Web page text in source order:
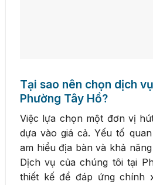
Tại sao nên chọn dịch
Phường Tây Hồ?
Việc lựa chọn một đơn vị
dựa vào giá cả. Yếu tố
am hiểu địa bàn và khả
Dịch vụ của chúng tôi tại
thiết kế để đáp ứng chính